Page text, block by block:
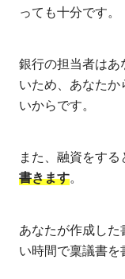
っても十分です。
銀行の担当者はあ
いため、あなた
いからです。
また、融資をす
書きます。
あなたが作成し
い時間で稟議書を